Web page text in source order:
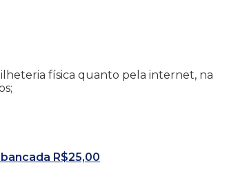
física quanto pela internet, na
R$25,00